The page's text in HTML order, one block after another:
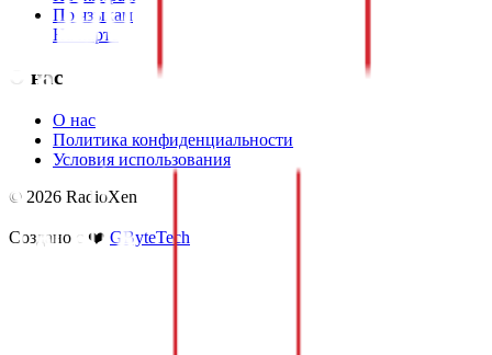
По языкам
На карте
О нас
О нас
Политика конфиденциальности
Условия использования
© 2026 RadioXen
Создано с ❤️ GByteTech